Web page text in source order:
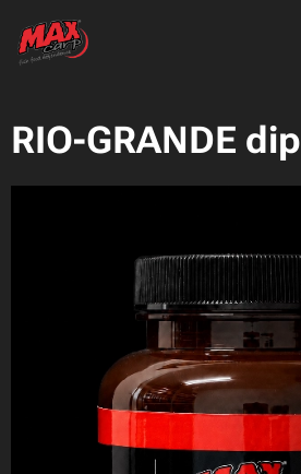
RIO-GRANDE dip